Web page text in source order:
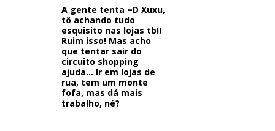
A gente tenta =D Xuxu,
tô achando tudo
esquisito nas lojas tb!!
Ruim isso! Mas acho
que tentar sair do
circuito shopping
ajuda… Ir em lojas de
rua, tem um monte
fofa, mas dá mais
trabalho, né?